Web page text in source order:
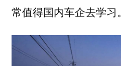
常值得国内车企去学习。